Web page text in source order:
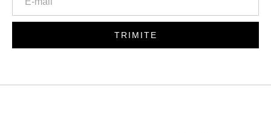
TRIMITE